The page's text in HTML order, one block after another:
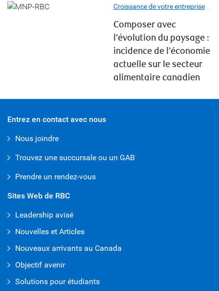
Croissance de votre entreprise
Composer avec
l’évolution du paysage :
incidence de l’économie
actuelle sur le secteur
alimentaire canadien
Sites Web de RBC
Leadership avisé
Nouvelles et Articles
Nouveaux arrivants au Canada
Objectif avenir
Solutions pour étudiants
Entrez en contact avec nous
Nous joindre
Trouvez une succursale ou un GAB
Prendre un rendez-vous